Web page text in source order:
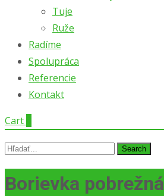
Tuje
Ruže
Radíme
Spolupráca
Referencie
Kontakt
Cart
Search
Borievka pobrežná